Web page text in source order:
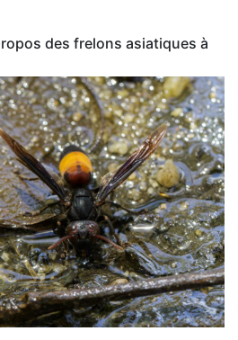
des frelons asiatiques à